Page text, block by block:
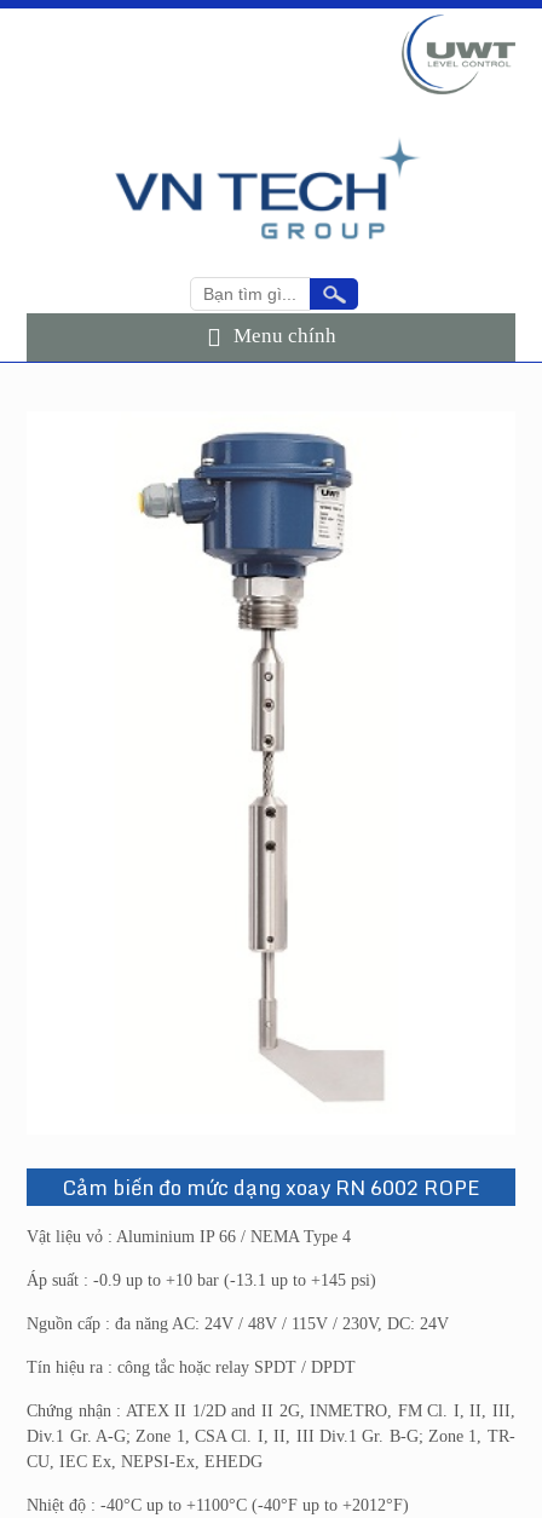
Menu chính
Cảm biến đo mức dạng xoay RN 6002 ROPE
Vật liệu vỏ : Aluminium IP 66 / NEMA Type 4
Áp suất : -0.9 up to +10 bar (-13.1 up to +145 psi)
Nguồn cấp : đa năng AC: 24V / 48V / 115V / 230V, DC: 24V
Tín hiệu ra : công tắc hoặc relay SPDT / DPDT
Chứng nhận : ATEX II 1/2D and II 2G, INMETRO, FM Cl. I, II, III,
Div.1 Gr. A-G; Zone 1, CSA Cl. I, II, III Div.1 Gr. B-G; Zone 1, TR-
CU, IEC Ex, NEPSI-Ex, EHEDG
Nhiệt độ : -40°C up to +1100°C (-40°F up to +2012°F)